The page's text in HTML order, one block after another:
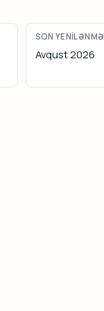
SON YENILƏNMƏ
Avqust 2026